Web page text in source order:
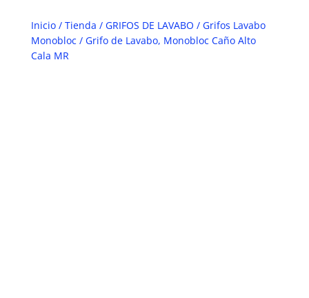
Inicio/ Tienda / GRIFOS DE LAVABO / Grifos Lavabo
Monobloc/ Grifo de Lavabo, Monobloc Caño Alto
Cala MR